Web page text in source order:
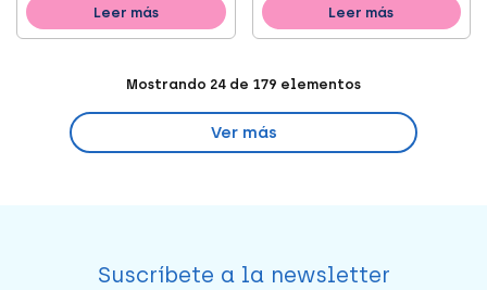
Leer más Leer más
Mostrando 24 de 179 elementos
Ver más
Suscríbete a la newsletter